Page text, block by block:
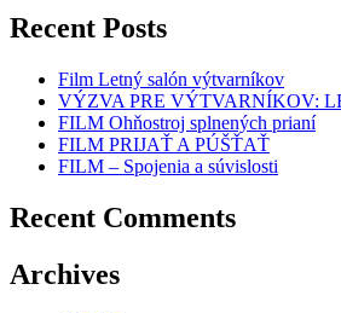
Recent Posts
Film Letný salón výtvarníkov
VÝZVA PRE VÝTVARNÍKOV:
FILM Ohňostroj splnených prianí
FILM PRIJAŤ A PÚŠŤAŤ
FILM – Spojenia a súvislosti
Recent Comments
Archives